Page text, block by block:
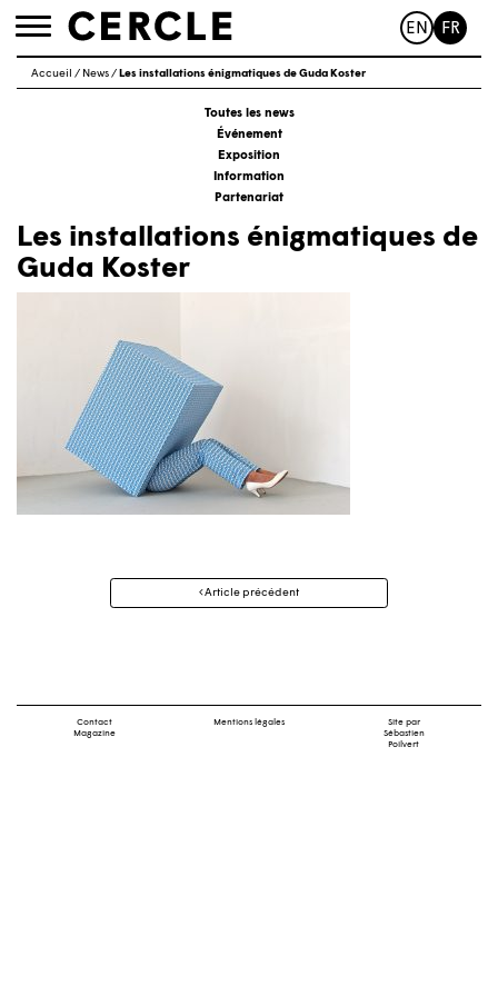
Toggle
EN FR
Accueil / News/ Les installations énigmatiques de Guda Koster
Toutes les news
Événement
Exposition
Information
Partenariat
Les installations énigmatiques de
Guda Koster
Navigation
Article précédent
Contact
Magazine
Mentions légales
Site par
Sébastien
Poilvert